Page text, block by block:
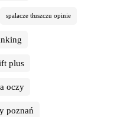
spalacze tłuszczu opinie
plus
oczy
poznań